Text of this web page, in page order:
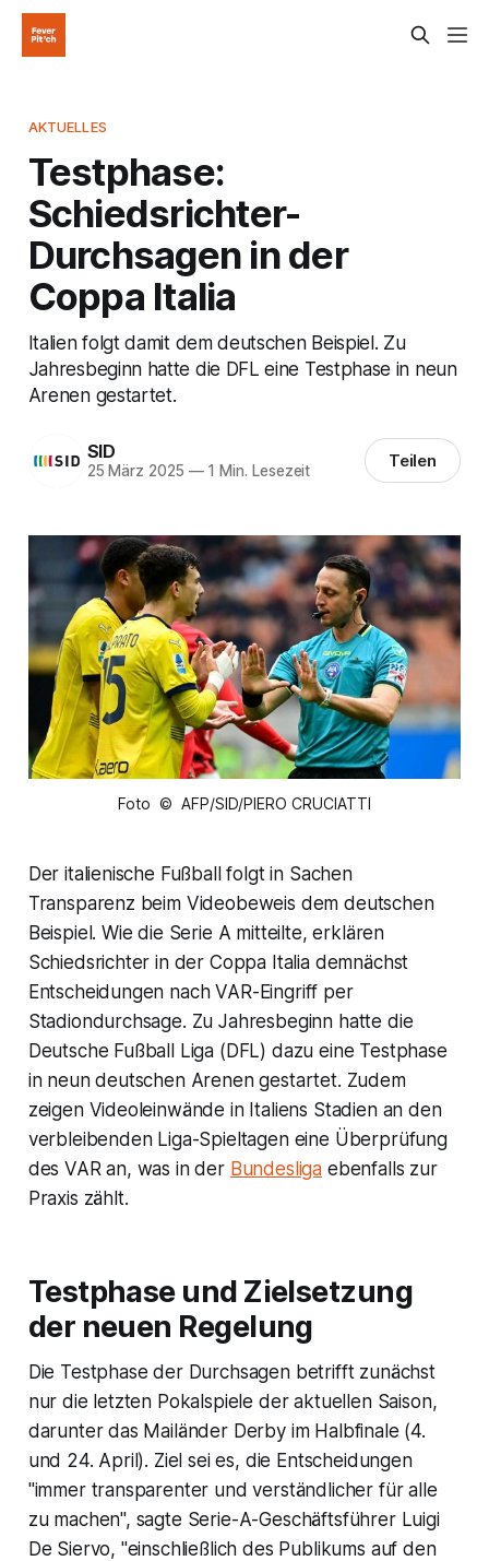
AKTUELLES
Testphase:
Schiedsrichter-
Durchsagen in der
Coppa Italia
Italien folgt damit dem deutschen Beispiel. Zu
Jahresbeginn hatte die DFL eine Testphase in neun
Arenen gestartet.
SID
25 März 2025 —1 Min. Lesezeit Teilen
Foto © AFP/SID/PIERO CRUCIATTI
Der italienische Fußball folgt in Sachen
Transparenz beim Videobeweis dem deutschen
Beispiel. Wie die Serie A mitteilte, erklären
Schiedsrichter in der Coppa Italia demnächst
Entscheidungen nach VAR-Eingriff per
Stadiondurchsage. Zu Jahresbeginn hatte die
Deutsche Fußball Liga (DFL) dazu eine Testphase
in neun deutschen Arenen gestartet. Zudem
zeigen Videoleinwände in Italiens Stadien an den
verbleibenden Liga-Spieltagen eine Überprüfung
des VAR an, was in der Bundesliga ebenfalls zur
Praxis zählt.
Testphase und Zielsetzung
der neuen Regelung
Die Testphase der Durchsagen betrifft zunächst
nur die letzten Pokalspiele der aktuellen Saison,
darunter das Mailänder Derby im Halbfinale (4.
und 24. April). Ziel sei es, die Entscheidungen
"immer transparenter und verständlicher für alle
zu machen", sagte Serie-A-Geschäftsführer Luigi
De Siervo, "einschließlich des Publikums auf den